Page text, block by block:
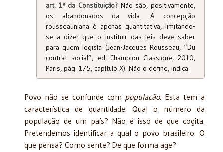
art. 1º da Constituição? Não são, positivamente,
os abandonados da vida. A concepção
rousseauniana é apenas quantitativa, limitando-
se a dizer que o instituir das leis deve saber
para quem legisla (Jean-Jacques Rousseau, “Du
contrat social”, ed. Champion Classique, 2010,
Paris, pág. 175, capítulo X). Não o define, indica.
Povo não se confunde com população. Esta tem a
característica de quantidade. Qual o número da
população de um país? Não é isso de que cogita.
Pretendemos identificar a qual o povo brasileiro. O
que pensa? Como sente? De que forma age?